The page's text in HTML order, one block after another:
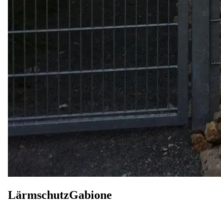
LärmschutzGabione